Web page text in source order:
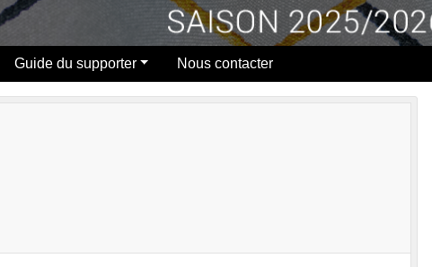
Guide du supporter Nous contacter